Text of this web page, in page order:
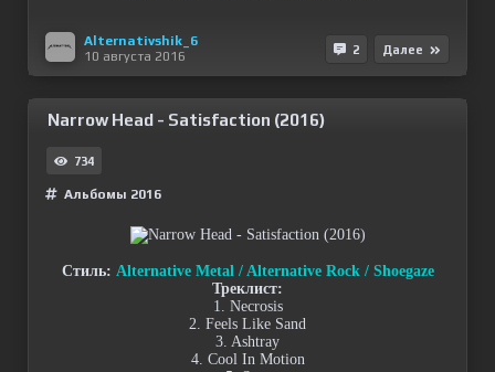
Alternativshik_6
10 августа 2016
2 Далее
Narrow Head - Satisfaction (2016)
734
Альбомы 2016
Стиль: Alternative Metal / Alternative Rock / Shoegaze
Треклист:
1. Necrosis
2. Feels Like Sand
3. Ashtray
4. Cool In Motion